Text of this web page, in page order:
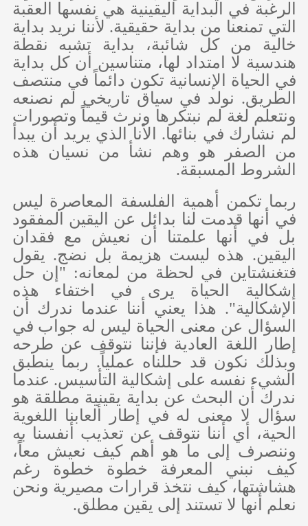
الرغبة في البداية اليقينية هي نفسها العقبة
التي تمنعنا من بداية حقيقية. لأننا نريد بداية
خالية من كل شائبة، بداية تشبه نقطة
هندسية لا امتداد لها، متناسين أن كل بداية
في الحياة الإنسانية تكون دائماً في منتصف
الطريق. نولد في سياق تاريخي لم نصنعه
ونتعلم لغة لم نبتكرها ونرث قيماً وتصورات
لم نشارك في بنائها. الأنا الذي يريد أن يبدأ
من الصفر هو وهم نشأ من نسيان هذه
الشروط المسبقة.
ربما تكمن أهمية الفلسفة المعاصرة ليس
في أنها قدمت لنا بدائل عن اليقين المفقود
بل في أنها علمتنا أن نعيش مع فقدان
اليقين. هذه ليست هزيمة بل نضج. يقول
فتغنشتاين في لحظة من لمعانه: "إن حل
إشكالية الحياة يرى في اختفاء هذه
الإشكالية". هذا يعني أننا عندما ندرك أن
السؤال عن معنى الحياة ليس له جواب في
إطار اللغة العادية فإننا نتوقف عن طرحه
وبذلك نكون قد حللناه عملياً. ربما ينطبق
الشيء نفسه على إشكالية التأسيس. عندما
ندرك أن البحث عن بداية يقينية مطلقة هو
سؤال لا معنى له في إطار ألعابنا اللغوية
الحية، أي أننا نتوقف عن تعذيب أنفسنا به
وننصرف إلى ما هو أهم كيف نعيش معاً،
كيف نبني المعرفة خطوة خطوة رغم
هشاشتها، كيف نتخذ قرارات مصيرية ونحن
نعلم أنها لا تستند إلى يقين مطلق.